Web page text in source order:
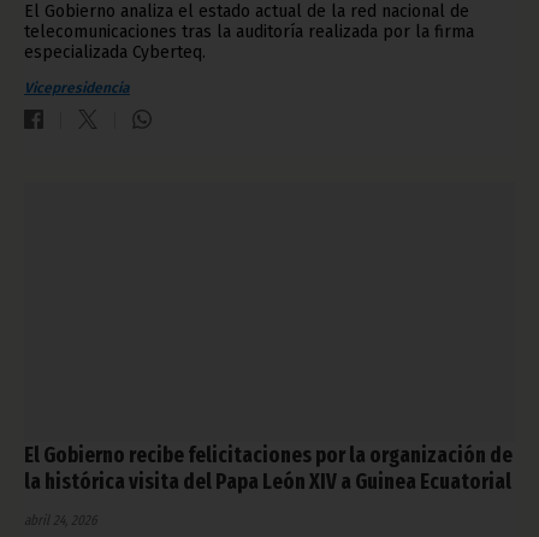
El Gobierno analiza el estado actual de la red nacional de
telecomunicaciones tras la auditoría realizada por la firma
especializada Cyberteq.
Vicepresidencia
El Gobierno recibe felicitaciones por la organización de
la histórica visita del Papa León XIV a Guinea Ecuatorial
abril 24, 2026